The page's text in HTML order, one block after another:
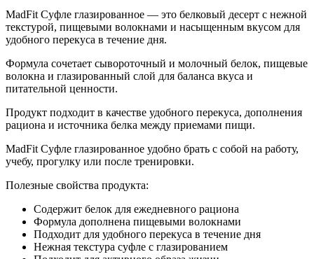
MadFit Суфле глазированное — это белковый десерт с нежной
текстурой, пищевыми волокнами и насыщенным вкусом для
удобного перекуса в течение дня.
Формула сочетает сывороточный и молочный белок, пищевые
волокна и глазированный слой для баланса вкуса и
питательной ценности.
Продукт подходит в качестве удобного перекуса, дополнения
рациона и источника белка между приемами пищи.
MadFit Суфле глазированное удобно брать с собой на работу,
учебу, прогулку или после тренировки.
Полезные свойства продукта:
Содержит белок для ежедневного рациона
Формула дополнена пищевыми волокнами
Подходит для удобного перекуса в течение дня
Нежная текстура суфле с глазированием